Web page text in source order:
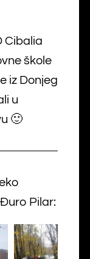
Cibalia
škole
iz Donjeg
u
🙂
Pilar: